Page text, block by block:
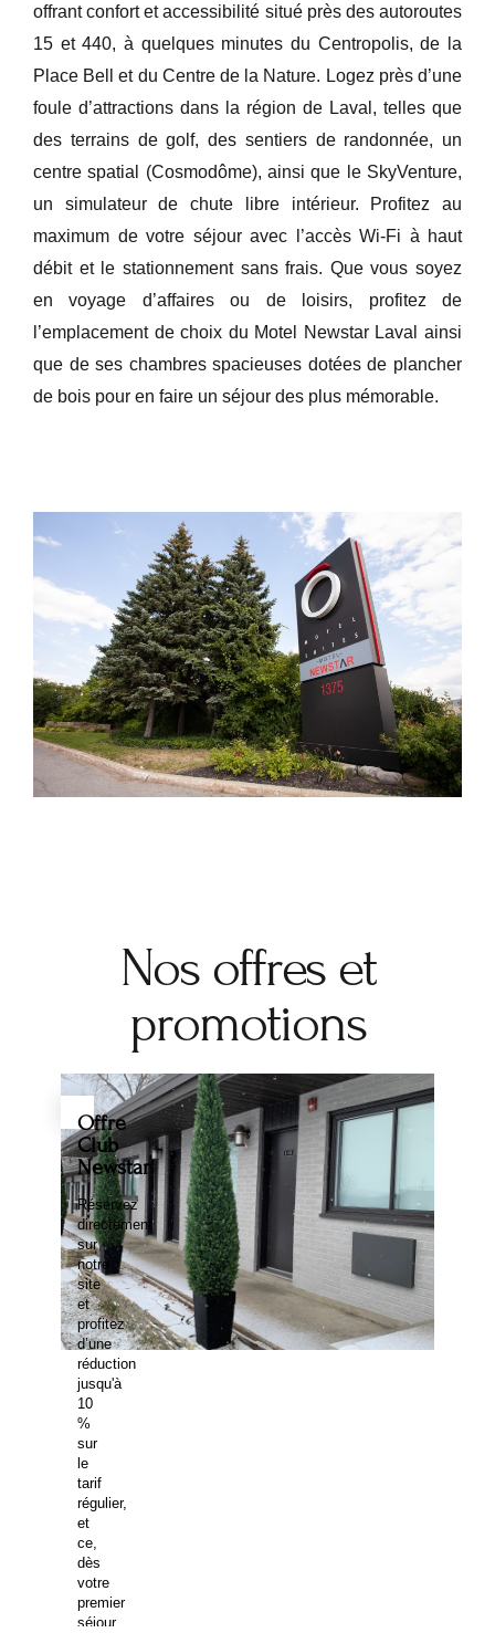
offrant confort et accessibilité situé près des autoroutes
15 et 440, à quelques minutes du Centropolis, de la
Place Bell et du Centre de la Nature. Logez près d’une
foule d’attractions dans la région de Laval, telles que
des terrains de golf, des sentiers de randonnée, un
centre spatial (Cosmodôme), ainsi que le SkyVenture,
un simulateur de chute libre intérieur. Profitez au
maximum de votre séjour avec l’accès Wi-Fi à haut
débit et le stationnement sans frais. Que vous soyez
en voyage d’affaires ou de loisirs, profitez de
l’emplacement de choix du Motel Newstar Laval ainsi
que de ses chambres spacieuses dotées de plancher
de bois pour en faire un séjour des plus mémorable.
Nos offres et
promotions
Offre
Club
Newstar
Réservez
directement
sur
notre
site
et
profitez
d’une
réduction
jusqu'à
10
%
sur
le
tarif
régulier,
et
ce,
dès
votre
premier
séjour.
Chambres
standards
•
Capacité
2
à
4
personnes
•
Superficie
de